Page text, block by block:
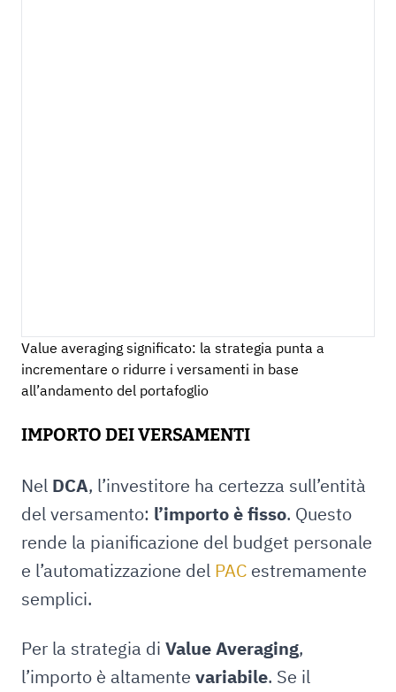
Value averaging significato: la strategia punta a
incrementare o ridurre i versamenti in base
all’andamento del portafoglio
IMPORTO DEI VERSAMENTI
Nel DCA, l’investitore ha certezza sull’entità
del versamento: l’importo è fisso. Questo
rende la pianificazione del budget personale
e l’automatizzazione del PAC estremamente
semplici.
Per la strategia di Value Averaging,
l’importo è altamente variabile. Se il